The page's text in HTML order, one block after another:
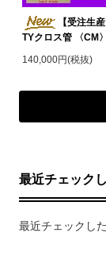
【受注生
TYクロス管 〈CM〉
140,000円(税抜)
最近チェック
最近チェックし